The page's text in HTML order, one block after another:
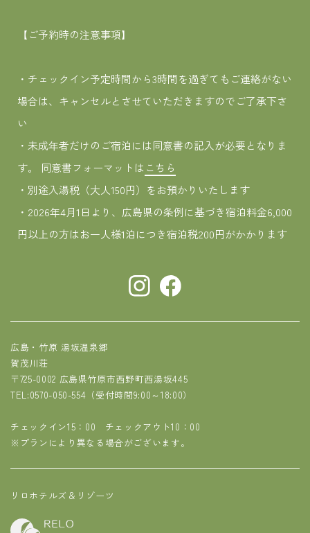
【ご予約時の注意事項】
・チェックイン予定時間から3時間を過ぎてもご連絡がない
場合は、キャンセルとさせていただきますのでご了承下さ
い
・未成年者だけのご宿泊には同意書の記入が必要となりま
す。 同意書フォーマットはこちら
・別途入湯税（大人150円）をお預かりいたします
・2026年4月1日より、広島県の条例に基づき宿泊料金6,000
円以上の方はお一人様1泊につき宿泊税200円がかかります
広島・竹原 湯坂温泉郷
賀茂川荘
〒725-0002 広島県竹原市西野町西湯坂445
TEL:0570-050-554 （受付時間9:00～18:00）
チェックイン15：00 チェックアウト10：00
※プランにより異なる場合がございます。
リロホテルズ＆リゾーツ